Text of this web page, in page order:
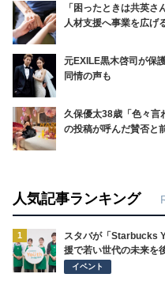
「困ったときは共英
人材支援へ事業を広げ
元EXILE黒木啓司が保護命令違反で
同情の声も
久保優太38歳「色々言われそう」 10代女性
の投稿が呼んだ賛否と
人気記事ランキング
1
スタバが「Starbucks
援で若い世代の未来を
イベント